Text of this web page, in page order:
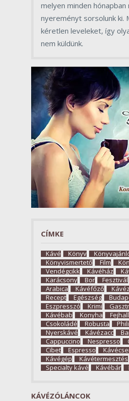
melyen minden hónapban
nyereményt sorsolunk ki.
kéretlen leveleket, így
nem küldünk.
CÍMKE
Kávé Könyv
Könyvismertető
Film
Vendégcikk
Kávéház
Karácsony
Bor Fesztivál
Arabica
Kávéfőző
Recept
Egészség
Eszpresszó
Krimi
Kávébab
Konyha
Csokoládé
Robusta
Nyerskávé
Kávézacc
Cappuccino
Nespresso
Cibet
Espresso
Kávégép
Kávétermesztés
Specialty kávé
Kávébár
KÁVÉZÓLÁNCOK